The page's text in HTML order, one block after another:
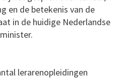
en de betekenis van de
in de huidige Nederlandse
lerarenopleidingen